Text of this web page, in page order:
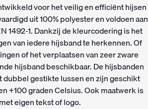
voor het veilig en efficiënt hijsen
uit 100% polyester en voldoen aan
1492-1. Dankzij de kleurcodering is het
van iedere hijsband te herkennen. Of
of het verplaatsen van zeer zware
hijsband beschikbaar. De hijsbanden
gestikte lussen en zijn geschikt
+100 graden Celsius. Ook maatwerk is
eigen tekst of logo.